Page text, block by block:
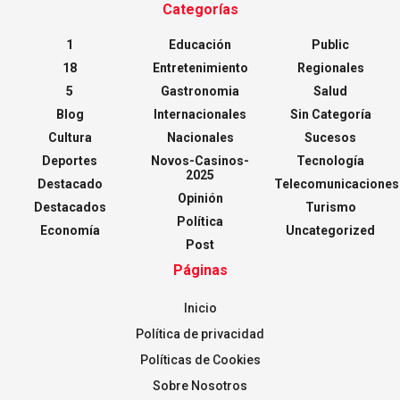
Categorías
1
18
5
Blog
Cultura
Deportes
Destacado
Destacados
Economía
Educación
Entretenimiento
Gastronomia
Internacionales
Nacionales
Novos-Casinos-
2025
Opinión
Política
Post
Public
Regionales
Salud
Sin Categoría
Sucesos
Tecnología
Telecomunicaciones
Turismo
Uncategorized
Páginas
Inicio
Política de privacidad
Políticas de Cookies
Sobre Nosotros